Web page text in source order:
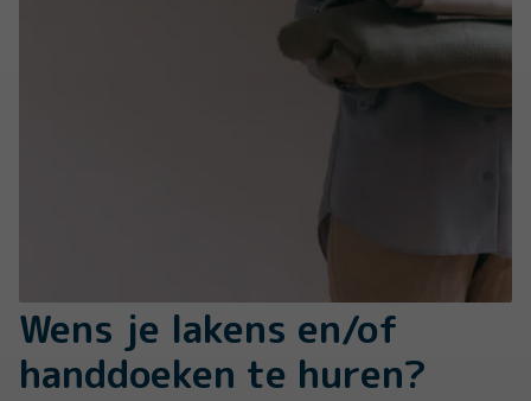
Wens je lakens en/of
handdoeken te huren?